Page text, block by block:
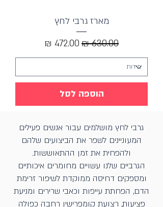
מארז גרבי לחץ
מחיר רגיל מחיר מבצע
הוספה לסל
גרבי לחץ מושלמים עבור אנשים פעילים
המעוניינים לשפר את הביצועים שלהם
ולהפחית את זמן ההתאוששות.
הגרביים שלנו עשויים מחומרים איכותיים
ומספקים דחיסה ממוקדת לשיפור זרימת
הדם, הפחתת עייפות וכאבי שרירים ומניעת
פציעות, רצועת קומפרישין רחבה כפולה